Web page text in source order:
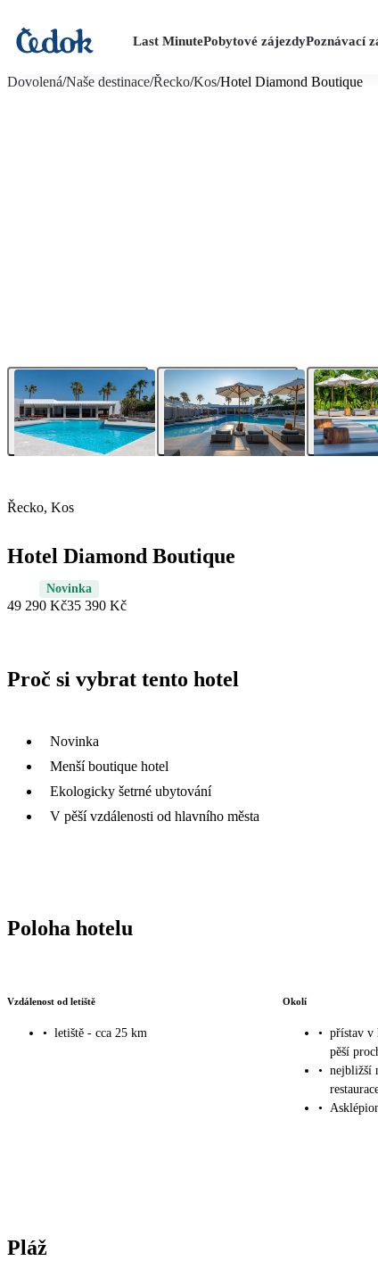
Last MinutePobytové zájezdyPoznávací
Dovolená/Naše destinace/Řecko/Kos/Hotel Diamond Boutique
Řecko, Kos
Hotel Diamond Boutique
Novinka
49 290 Kč35 390 Kč
Proč si vybrat tento hotel
Novinka
Menší boutique hotel
Ekologicky šetrné ubytování
V pěší vzdálenosti od hlavního města
Poloha hotelu
Vzdálenost od letiště
• letiště - cca 25 km
Okolí
• přístav v
pěší
• nejbližší
•
Pláž